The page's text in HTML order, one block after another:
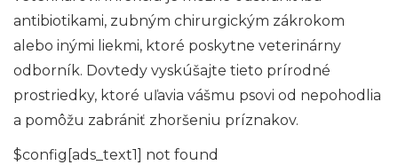
antibiotikami, zubným chirurgickým zákrokom
alebo inými liekmi, ktoré poskytne veterinárny
odborník. Dovtedy vyskúšajte tieto prírodné
prostriedky, ktoré uľavia vášmu psovi od nepohodlia
a pomôžu zabrániť zhoršeniu príznakov.
$config[ads_text1] not found